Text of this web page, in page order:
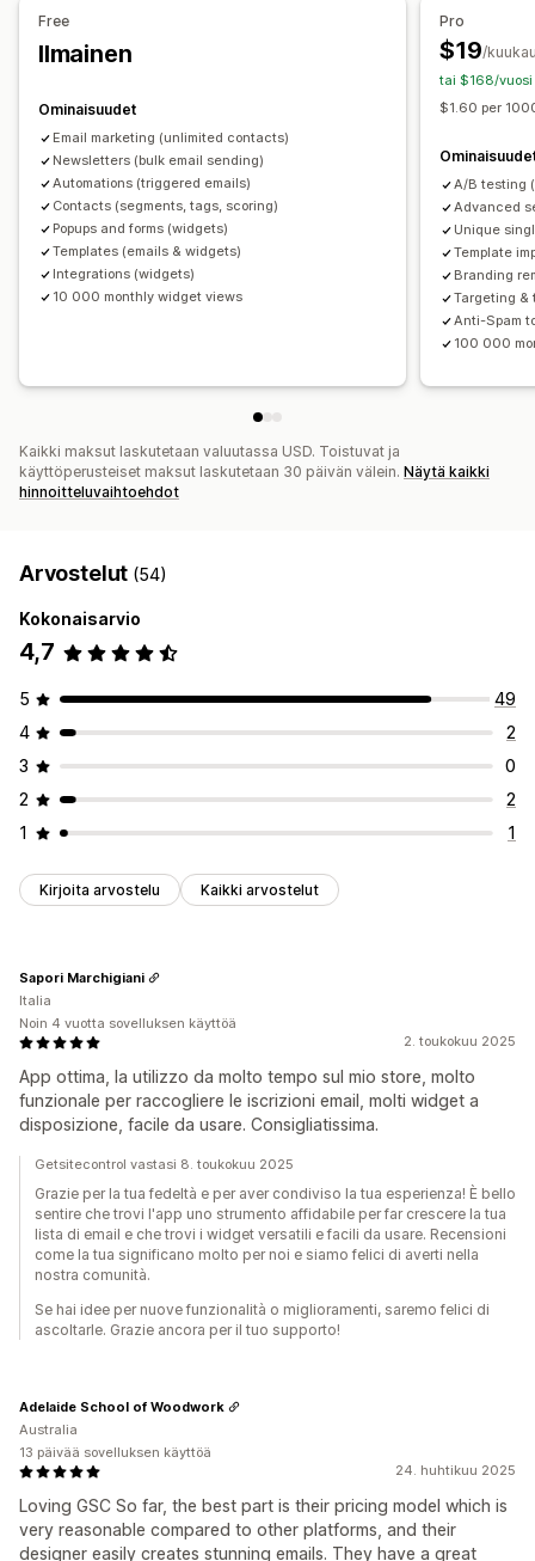
Kampanjoiden hallinnointi
Muokkaustyökalu
Sähköpostidomainit
Sähköpostiosoitteiden keräyslista
Käynnistimet ja säännöt Automaatiot
Segmentointi Tunnisteet Raportointi
Tiedot ja vinkit
A/B-testaus APIt ja webhookit
Ikävarmennus
Mukautetut ponnahdusikkunat
Ponnahdusikkunoiden ylläpito
Muokkaustyökalu Mallit
Tekoälygenerointi
Mukautettu koodi
Mukautetut fontit
Sähköpostiosoitteiden keräyslista
Käynnistimet ja säännöt
Kohdentaminen
Geopaikannus Tunnisteet
A/B-testaus
APIt ja webhookit
Free
Ilmainen
Ominaisuudet
Email marketing (unlimited contacts)
Newsletters (bulk email sending)
Automations (triggered emails)
Contacts (segments, tags, scoring)
Popups and forms (widgets)
Templates (emails & widgets)
Integrations (widgets)
10 000 monthly widget views
Pro
$19/
tai $168/
$1.60 per
A/B testing
Advanced
Unique
Template
Branding
Targeting &
Anti-Spam
100 000
Kaikki maksut laskutetaan valuutassa USD. Toistuvat ja
käyttöperusteiset maksut laskutetaan 30 päivän välein. Näytä kaikki
hinnoitteluvaihtoehdot
Arvostelut (54)
Kokonaisarvio
4,7
5
49
4
2
3
0
2
2
1
1
Kirjoita arvostelu Kaikki arvostelut
2. toukokuu 2025
App ottima, la utilizzo da molto tempo sul mio store, molto
funzionale per raccogliere le iscrizioni email, molti widget a
disposizione, facile da usare. Consigliatissima.
Sapori Marchigiani
Italia
Noin 4 vuotta sovelluksen käyttöä
Getsitecontrol vastasi 8. toukokuu 2025
Grazie per la tua fedeltà e per aver condiviso la tua esperienza! È bello
sentire che trovi l'app uno strumento affidabile per far crescere la tua
lista di email e che trovi i widget versatili e facili da usare. Recensioni
come la tua significano molto per noi e siamo felici di averti nella
nostra comunità.
Se hai idee per nuove funzionalità o miglioramenti, saremo felici di
ascoltarle. Grazie ancora per il tuo supporto!
24. huhtikuu 2025
Loving GSC So far, the best part is their pricing model which is
very reasonable compared to other platforms, and their
designer easily creates stunning emails. They have a great
Adelaide School of Woodwork
Australia
13 päivää sovelluksen käyttöä